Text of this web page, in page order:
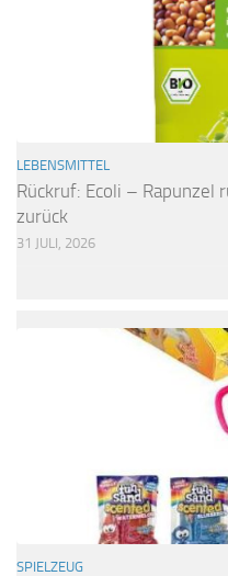
LEBENSMITTEL
Rückruf: Ecoli – Rapunzel
zurück
31 JULI, 2026
SPIELZEUG